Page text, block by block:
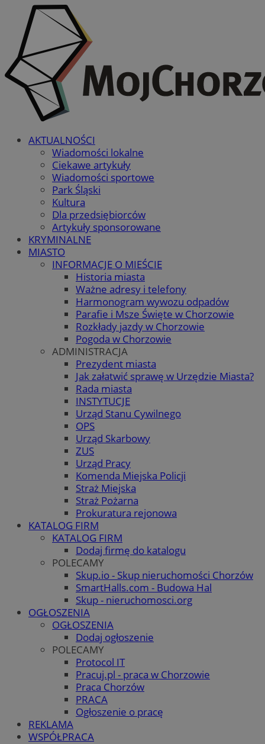
AKTUALNOŚCI
Wiadomości lokalne
Ciekawe artykuły
Wiadomości sportowe
Park Śląski
Kultura
Dla przedsiębiorców
Artykuły sponsorowane
KRYMINALNE
MIASTO
INFORMACJE O MIEŚCIE
Historia miasta
Ważne adresy i telefony
Harmonogram wywozu odpadów
Parafie i Msze Święte w Chorzowie
Rozkłady jazdy w Chorzowie
Pogoda w Chorzowie
ADMINISTRACJA
Prezydent miasta
Jak załatwić sprawę w Urzędzie Miasta?
Rada miasta
INSTYTUCJE
Urząd Stanu Cywilnego
OPS
Urząd Skarbowy
ZUS
Urząd Pracy
Komenda Miejska Policji
Straż Miejska
Straż Pożarna
Prokuratura rejonowa
KATALOG FIRM
KATALOG FIRM
Dodaj firmę do katalogu
POLECAMY
Skup.io - Skup nieruchomości Chorzów
SmartHalls.com - Budowa Hal
Skup - nieruchomosci.org
OGŁOSZENIA
OGŁOSZENIA
Dodaj ogłoszenie
POLECAMY
Protocol IT
Pracuj.pl - praca w Chorzowie
Praca Chorzów
PRACA
Ogłoszenie o pracę
REKLAMA
WSPÓŁPRACA